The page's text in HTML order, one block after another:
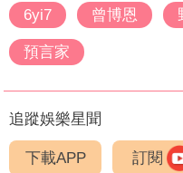
6yi7
曾博恩
預言家
追蹤娛樂星聞
下載APP 訂閱